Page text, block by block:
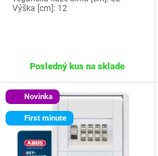
Výška [cm]: 12
Posledný kus na sklade
Novinka
First minute